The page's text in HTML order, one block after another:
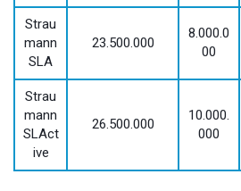
Strau
mann
SLA
23.500.000
8.000.0
00
Strau
mann
SLAct
ive
26.500.000
10.000.
000